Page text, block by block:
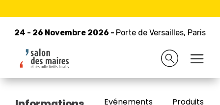
24 - 26 Novembre 2026 - Porte de Versailles, Paris
24 - 26 Novembre 2026 - Porte de Versailles, Paris
Retour à la liste des exposants
LOGITUD
Evénements Produits/